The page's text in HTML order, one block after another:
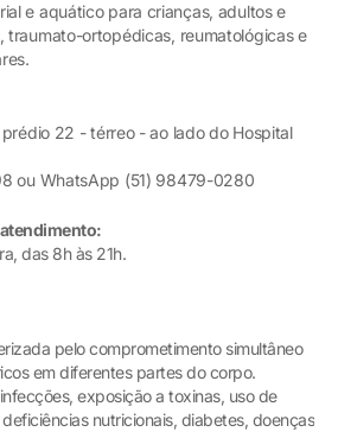
e aquático para crianças, adultos e
traumato-ortopédicas, reumatológicas e
22 - térreo - ao lado do Hospital
ou WhatsApp (51) 98479-0280
das 8h às 21h.
pelo comprometimento simultâneo
em diferentes partes do corpo.
exposição a toxinas, uso de
nutricionais, diabetes, doenças